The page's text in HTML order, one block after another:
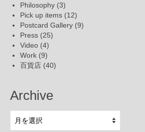
Philosophy (3)
Pick up items (12)
Postcard Gallery (9)
Press (25)
Video (4)
Work (9)
百貨店 (40)
Archive
Archive